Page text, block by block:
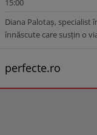
15:00
Diana Palotaș,
înnăscute care susțin o
perfecte.ro